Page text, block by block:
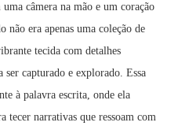
câmera na mão e um coração
não era apenas uma coleção de
tecida com detalhes
ser capturado e explorado. Essa
à palavra escrita, onde ela
tecer narrativas que ressoam com